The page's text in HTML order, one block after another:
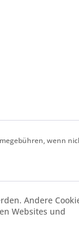
wenn
Andere
Websites und